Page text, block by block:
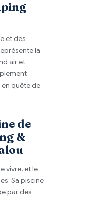
et des
la
air et
quête de
de
&
vivre, et le
Sa piscine
par des